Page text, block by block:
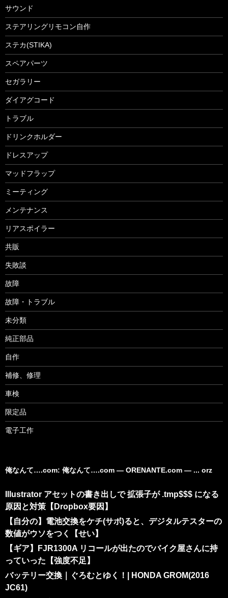
サウンド
ステアリングリモコン自作
ステカ(STIKA)
スペアパーツ
セガラリー
ダイアグコード
トラブル
ドリンクホルダー
ドレスアップ
マッドフラップ
ミーティング
メンテナンス
リアスポイラー
共販
失敗談
故障
故障・トラブル
未分類
純正部品
自作
補修、修理
車検
限定品
電子工作
俺なんて….com: 俺なんて….com ― ORENANTE.com ― ... orz
Illustrator アセットの書き出しで 拡張子が .tmp$$$ になる
原因と対策【Dropbox要因】
【自分の】電池交換をケチ(サボ)ると、デジタルテスターの
数値がウソをつく【せい】
【ギア】FJR1300A リコールが出たのでバイク屋さんに持
っていった【強度不足】
バッテリー交換｜ぐろむとゆく！| HONDA GROM(2016
JC61)